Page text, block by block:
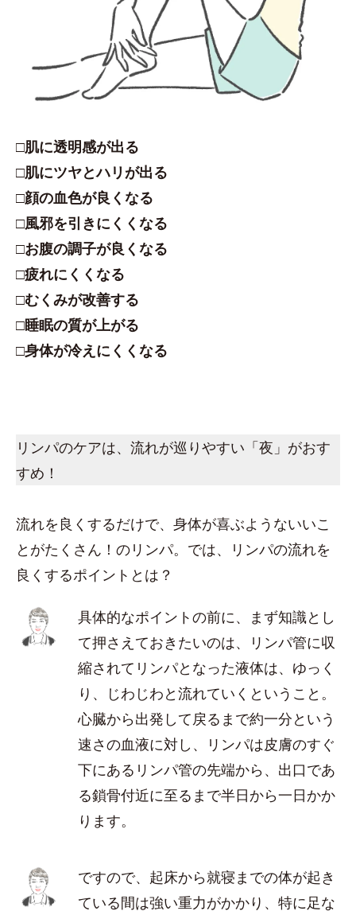
□肌に透明感が出る
□肌にツヤとハリが出る
□顔の血色が良くなる
□風邪を引きにくくなる
□お腹の調子が良くなる
□疲れにくくなる
□むくみが改善する
□睡眠の質が上がる
□身体が冷えにくくなる
リンパのケアは、流れが巡りやすい「夜」がおす
すめ！
流れを良くするだけで、身体が喜ぶようないいこ
とがたくさん！のリンパ。では、リンパの流れを
良くするポイントとは？
具体的なポイントの前に、まず知識とし
て押さえておきたいのは、リンパ管に収
縮されてリンパとなった液体は、ゆっく
り、じわじわと流れていくということ。
心臓から出発して戻るまで約一分という
速さの血液に対し、リンパは皮膚のすぐ
下にあるリンパ管の先端から、出口であ
る鎖骨付近に至るまで半日から一日かか
ります。
ですので、起床から就寝までの体が起き
ている間は強い重力がかかり、特に足な